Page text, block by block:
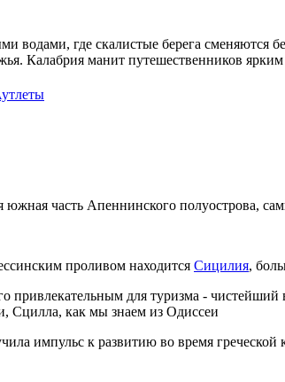
где скалистые берега сменяются
Калабрия манит путешественников
часть Апеннинского полуострова,
проливом находится Сицилия,
привлекательным для туризма -
импульс к развитию во время